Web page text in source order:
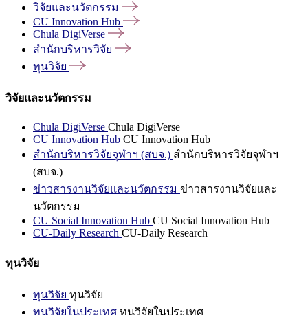
วิจัยและนวัตกรรม
CU Innovation Hub
Chula DigiVerse
สำนักบริหารวิจัย
ทุนวิจัย
วิจัยและนวัตกรรม
Chula DigiVerse Chula DigiVerse
CU Innovation Hub CU Innovation Hub
สำนักบริหารวิจัยจุฬาฯ (สบจ.) สำนักบริหารวิจัยจุฬาฯ
(สบจ.)
ข่าวสารงานวิจัยและนวัตกรรม ข่าวสารงานวิจัยและ
นวัตกรรม
CU Social Innovation Hub CU Social Innovation Hub
CU-Daily Research CU-Daily Research
ทุนวิจัย
ทุนวิจัย ทุนวิจัย
ทุนวิจัยในประเทศ ทุนวิจัยในประเทศ